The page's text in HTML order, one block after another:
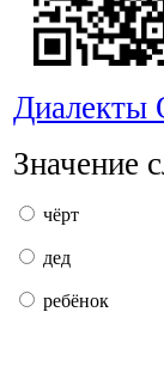
Диалекты
Значение
чёрт
дед
ребёнок